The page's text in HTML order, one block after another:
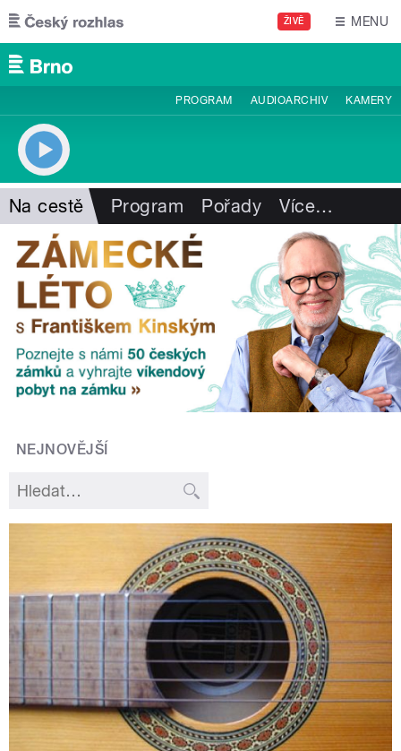
Přejít k hlavnímu obsahu
ŽIVĚ MENU
PROGRAM AUDIOARCHIV KAMERY
Na cestě Program Pořady Více…
NEJNOVĚJŠÍ